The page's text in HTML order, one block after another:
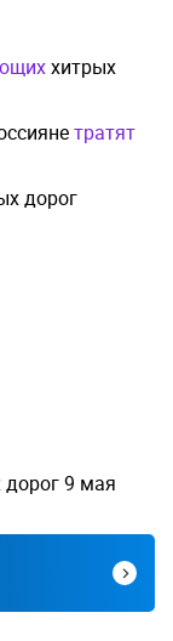
хитрых
тратят
дорог
9 мая